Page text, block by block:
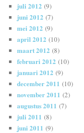
juli 2012 (9)
juni 2012 (7)
mei 2012 (9)
april 2012 (10)
maart 2012 (8)
februari 2012 (10)
januari 2012 (9)
december 2011 (10)
november 2011 (2)
augustus 2011 (7)
juli 2011 (8)
juni 2011 (9)